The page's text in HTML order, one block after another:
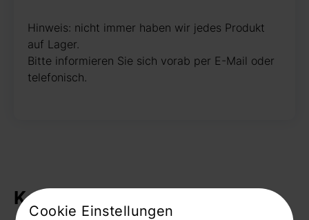
Hinweis: nicht immer haben wir jedes Produkt
auf Lager.
Bitte informieren Sie sich vorab per E-Mail oder
telefonisch.
Kontakt
Cookie Einstellungen